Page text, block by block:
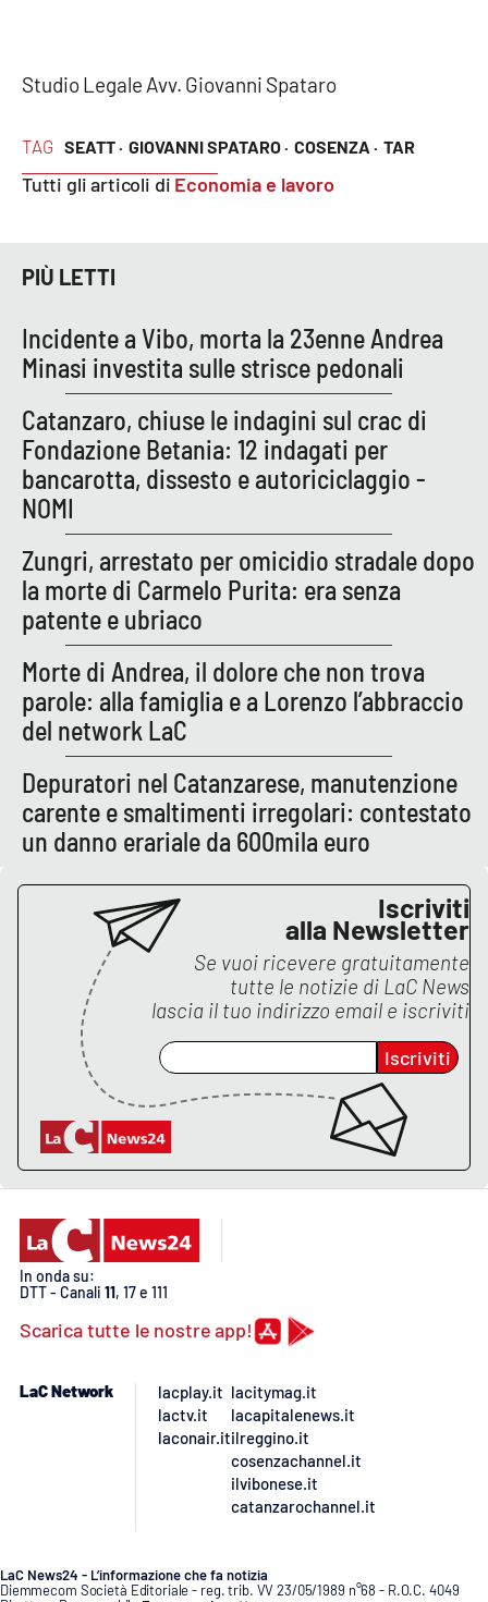
TAG SEATT · GIOVANNI SPATARO · COSENZA · TAR
Tutti gli articoli di Economia e lavoro
Studio Legale Avv. Giovanni Spataro
PIÙ LETTI
Incidente a Vibo, morta la 23enne Andrea
Minasi investita sulle strisce pedonali
Catanzaro, chiuse le indagini sul crac di
Fondazione Betania: 12 indagati per
bancarotta, dissesto e autoriciclaggio -
NOMI
Zungri, arrestato per omicidio stradale dopo
la morte di Carmelo Purita: era senza
patente e ubriaco
Morte di Andrea, il dolore che non trova
parole: alla famiglia e a Lorenzo l’abbraccio
del network LaC
Depuratori nel Catanzarese, manutenzione
carente e smaltimenti irregolari: contestato
un danno erariale da 600mila euro
Iscriviti
alla Newsletter
Se vuoi ricevere gratuitamente
tutte le notizie di LaC News
lascia il tuo indirizzo email e iscriviti
Iscriviti
In onda su:
DTT - Canali 11, 17 e 111
Scarica tutte le nostre app!
LaC Network
lacplay.it
lactv.it
laconair.it
lacitymag.it
lacapitalenews.it
ilreggino.it
cosenzachannel.it
ilvibonese.it
catanzarochannel.it
LaC News24 - L’informazione che fa notizia
Diemmecom Società Editoriale - reg. trib. VV 23/05/1989 n°68 - R.O.C. 4049